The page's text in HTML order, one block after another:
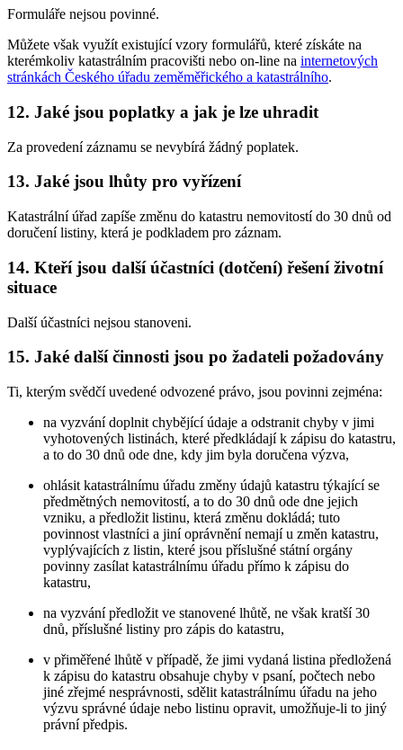
Formuláře nejsou povinné.
Můžete však využít existující vzory formulářů, které získáte na
kterémkoliv katastrálním pracovišti nebo on-line na internetových
stránkách Českého úřadu zeměměřického a katastrálního.
12. Jaké jsou poplatky a jak je lze uhradit
Za provedení záznamu se nevybírá žádný poplatek.
13. Jaké jsou lhůty pro vyřízení
Katastrální úřad zapíše změnu do katastru nemovitostí do 30 dnů od
doručení listiny, která je podkladem pro záznam.
14. Kteří jsou další účastníci (dotčení) řešení životní
situace
Další účastníci nejsou stanoveni.
15. Jaké další činnosti jsou po žadateli požadovány
Ti, kterým svědčí uvedené odvozené právo, jsou povinni zejména:
na vyzvání doplnit chybějící údaje a odstranit chyby v jimi
vyhotovených listinách, které předkládají k zápisu do katastru,
a to do 30 dnů ode dne, kdy jim byla doručena výzva,
ohlásit katastrálnímu úřadu změny údajů katastru týkající se
předmětných nemovitostí, a to do 30 dnů ode dne jejich
vzniku, a předložit listinu, která změnu dokládá; tuto
povinnost vlastníci a jiní oprávnění nemají u změn katastru,
vyplývajících z listin, které jsou příslušné státní orgány
povinny zasílat katastrálnímu úřadu přímo k zápisu do
katastru,
na vyzvání předložit ve stanovené lhůtě, ne však kratší 30
dnů, příslušné listiny pro zápis do katastru,
v přiměřené lhůtě v případě, že jimi vydaná listina předložená
k zápisu do katastru obsahuje chyby v psaní, počtech nebo
jiné zřejmé nesprávnosti, sdělit katastrálnímu úřadu na jeho
výzvu správné údaje nebo listinu opravit, umožňuje-li to jiný
právní předpis.